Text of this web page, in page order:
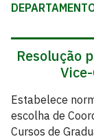
Resolução
Estabelece
escolha de
Cursos de